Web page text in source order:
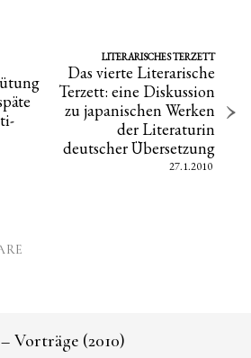
LITERARISCHES TERZETT
Das vierte Literarische
Terzett: eine Diskussion
zu japanischen Werken
der Literaturin
deutscher Übersetzung
27.1.2010
Vorträge (2010)